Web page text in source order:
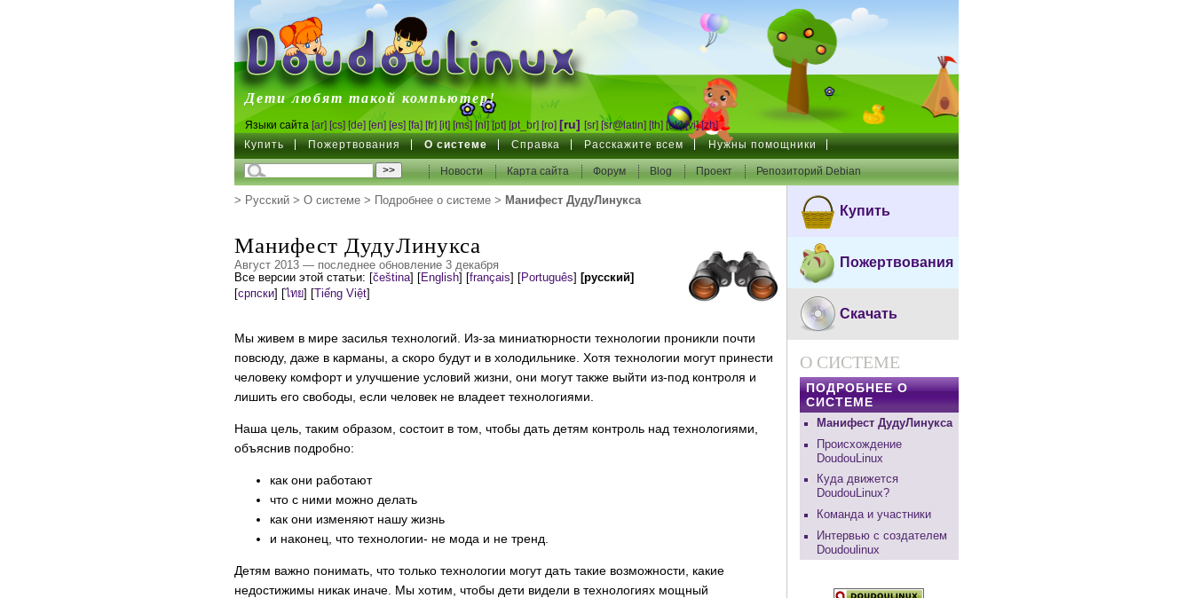
DoudouLinux
Дети любят такой компьютер!
Языки сайта [ar] [cs] [de] [en] [es] [fa] [fr] [it] [ms] [nl] [pt] [pt_br] [ro] [ru] [sr] [sr@latin] [th] [uk] [vi] [zh]
Купить Пожертвования О системе Справка Расскажите всем Нужны помощники
Новости Карта сайта Форум Blog Проект Репозиторий Debian
> Русский> О системе> Подробнее о системе> Манифест ДудуЛинукса
Манифест ДудуЛинукса
Август 2013 — последнее обновление 3 декабря
Все версии этой статьи:
čeština] English] français Português
[русский]
српски] ไทย] Tiếng Việt]
Мы живем в мире засилья технологий. Из-за миниатюрности технологии проникли почти
повсюду, даже в карманы, а скоро будут и в холодильнике. Хотя технологии могут принести
человеку комфорт и улучшение условий жизни, они могут также выйти из-под контроля и
лишить его свободы, если человек не владеет технологиями.
Наша цель, таким образом, состоит в том, чтобы дать детям контроль над технологиями,
объяснив подробно:
как они работают
что с ними можно делать
как они изменяют нашу жизнь
и наконец, что технологии- не мода и не тренд.
Детям важно понимать, что только технологии могут дать такие возможности, какие
недостижимы никак иначе. Мы хотим, чтобы дети видели в технологиях мощный
Купить
Пожертвования
Скачать
О СИСТЕМЕ
ПОДРОБНЕЕ О
СИСТЕМЕ
Манифест ДудуЛинукса
Происхождение
DoudouLinux
Куда движется
DoudouLinux?
Команда и участники
Интервью с создателем
Doudoulinux